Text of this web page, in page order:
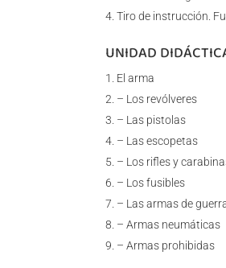
Tiro de instrucción.
UNIDAD
El arma
– Los revólveres
– Las pistolas
– Las escopetas
– Los rifles y
– Los fusibles
– Las armas de
– Armas neumáticas
– Armas prohibidas